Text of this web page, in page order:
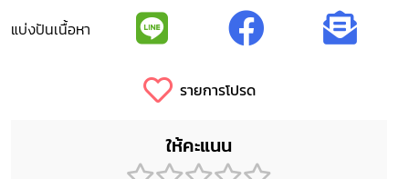
แบ่งปันเนื้อหา
รายการโปรด
ให้คะแนน